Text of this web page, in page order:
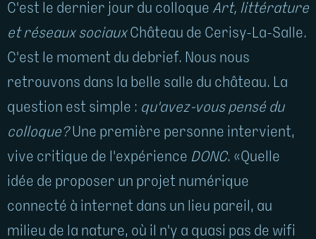
C'est le dernier jour du colloque Art, littérature
et réseaux sociauxChâteau de Cerisy-La-Salle.
C'est le moment du debrief. Nous nous
retrouvons dans la belle salle du château. La
question est simple : qu'avez-vous pensé du
colloque?Une première personne intervient,
vive critique de l'expérience DONC. «Quelle
idée de proposer un projet numérique
connecté à internet dans un lieu pareil, au
milieu de la nature, où il n'y a quasi pas de wifi